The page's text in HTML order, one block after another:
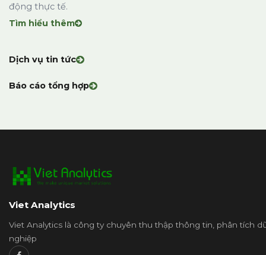
động thực tế.
Tìm hiểu thêm
Dịch vụ tin tức
Báo cáo tổng hợp
Viet Analytics
Viet Analytics là công ty chuyên thu thập thông tin, phân tích
nghiệp